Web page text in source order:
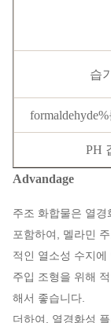
습기
PH
Advandage
주조 화합물은 열
포함하여, 멜라민
적인 열소성 수지
주입 조형을 위해
해서 좋습니다.
더하여, 열경화성